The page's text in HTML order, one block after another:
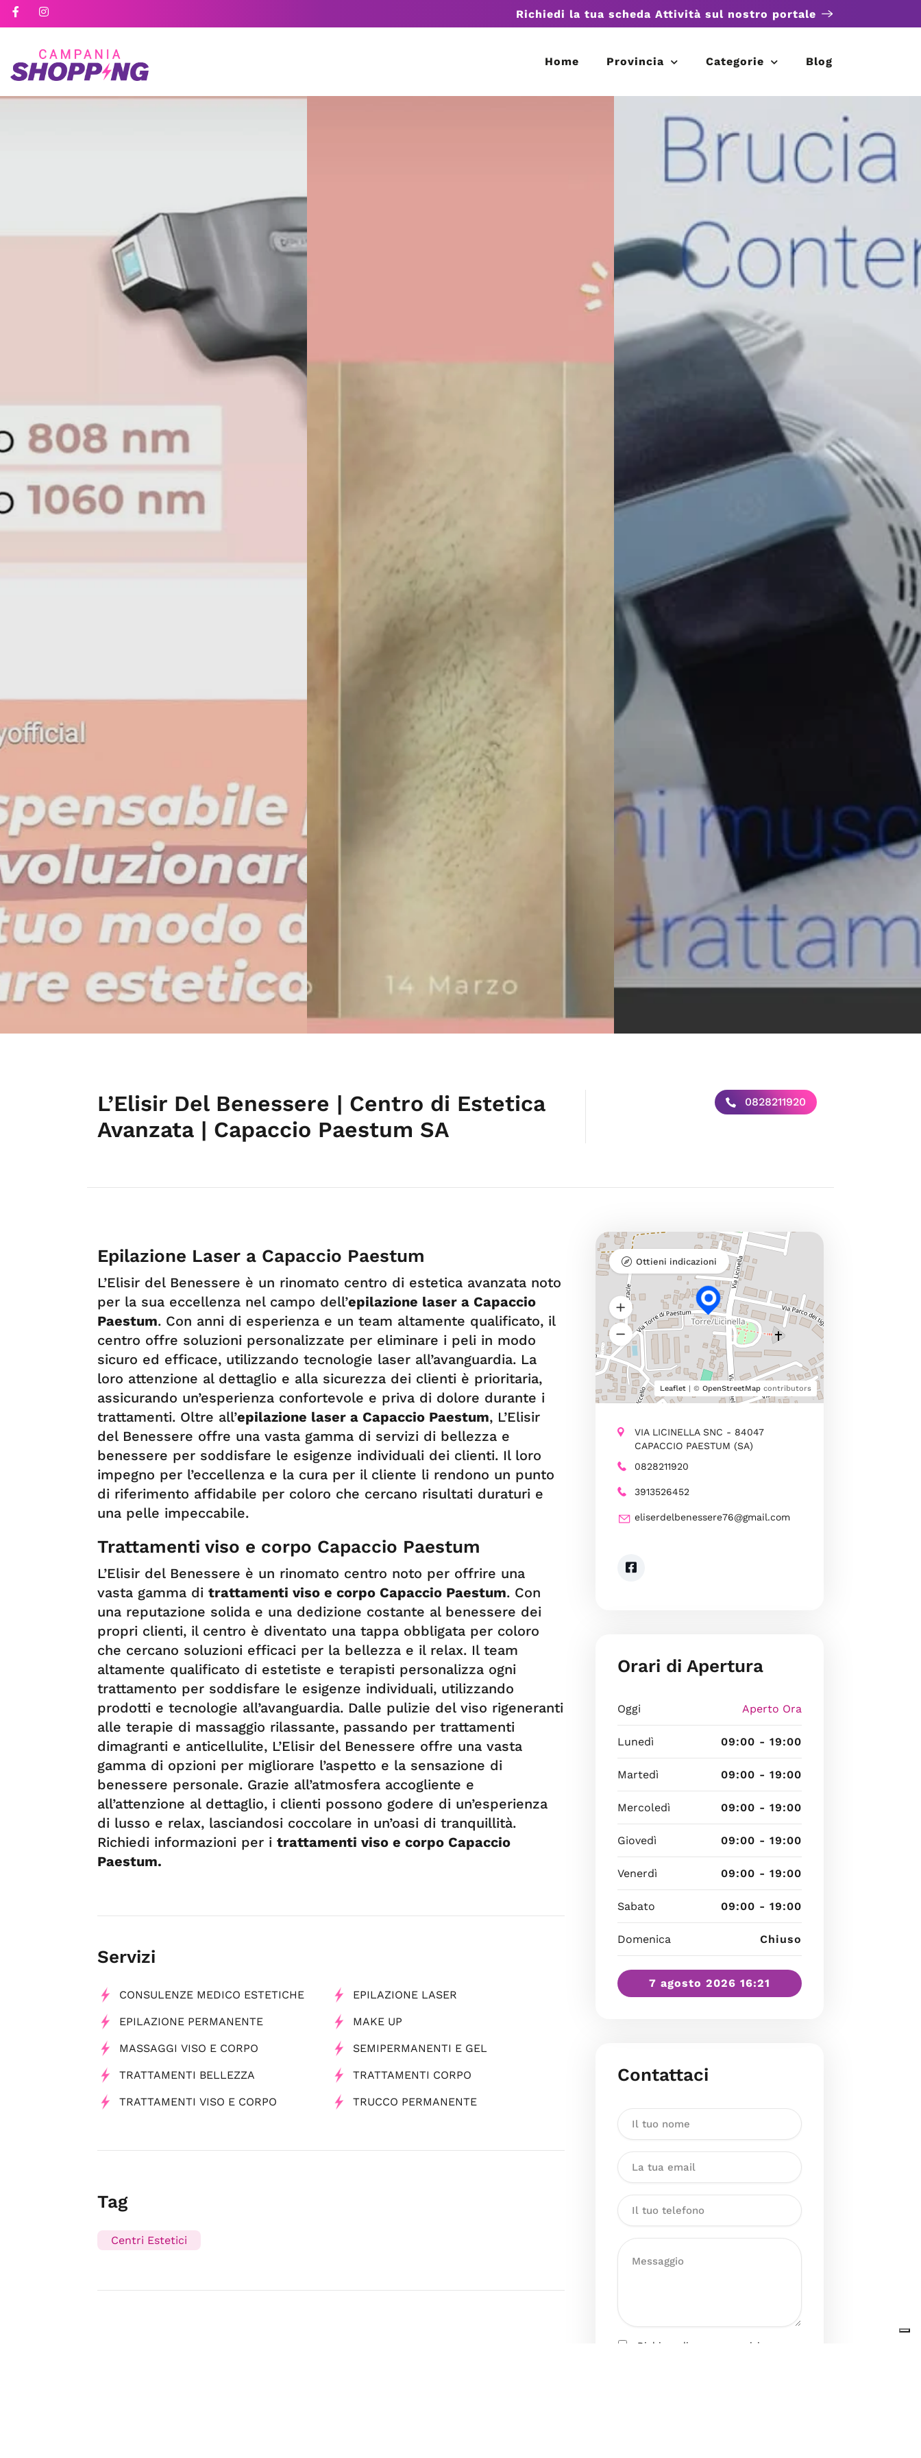
Richiedi la tua scheda Attività sul nostro portale
Home Provincia Categorie Blog
L’Elisir Del Benessere | Centro di Estetica
Avanzata | Capaccio Paestum SA
0828211920
Epilazione Laser a Capaccio Paestum
L’Elisir del Benessere è un rinomato centro di estetica avanzata noto
per la sua eccellenza nel campo dell’epilazione laser a Capaccio
Paestum. Con anni di esperienza e un team altamente qualificato, il
centro offre soluzioni personalizzate per eliminare i peli in modo
sicuro ed efficace, utilizzando tecnologie laser all’avanguardia. La
loro attenzione al dettaglio e alla sicurezza dei clienti è prioritaria,
assicurando un’esperienza confortevole e priva di dolore durante i
trattamenti. Oltre all’epilazione laser a Capaccio Paestum, L’Elisir
del Benessere offre una vasta gamma di servizi di bellezza e
benessere per soddisfare le esigenze individuali dei clienti. Il loro
impegno per l’eccellenza e la cura per il cliente li rendono un punto
di riferimento affidabile per coloro che cercano risultati duraturi e
una pelle impeccabile.
Trattamenti viso e corpo Capaccio Paestum
L’Elisir del Benessere è un rinomato centro noto per offrire una
vasta gamma di trattamenti viso e corpo Capaccio Paestum. Con
una reputazione solida e una dedizione costante al benessere dei
propri clienti, il centro è diventato una tappa obbligata per coloro
che cercano soluzioni efficaci per la bellezza e il relax. Il team
altamente qualificato di estetiste e terapisti personalizza ogni
trattamento per soddisfare le esigenze individuali, utilizzando
prodotti e tecnologie all’avanguardia. Dalle pulizie del viso rigeneranti
alle terapie di massaggio rilassante, passando per trattamenti
dimagranti e anticellulite, L’Elisir del Benessere offre una vasta
gamma di opzioni per migliorare l’aspetto e la sensazione di
benessere personale. Grazie all’atmosfera accogliente e
all’attenzione al dettaglio, i clienti possono godere di un’esperienza
di lusso e relax, lasciandosi coccolare in un’oasi di tranquillità.
Richiedi informazioni per i trattamenti viso e corpo Capaccio
Paestum.
Servizi
CONSULENZE MEDICO ESTETICHE EPILAZIONE LASER
EPILAZIONE PERMANENTE MAKE UP
MASSAGGI VISO E CORPO SEMIPERMANENTI E GEL
TRATTAMENTI BELLEZZA TRATTAMENTI CORPO
TRATTAMENTI VISO E CORPO TRUCCO PERMANENTE
Tag
Centri Estetici
Leaflet| © OpenStreetMapcontributors
Ottieni indicazioni
VIA LICINELLA SNC - 84047
CAPACCIO PAESTUM (SA)
0828211920
3913526452
eliserdelbenessere76@gmail.com
Orari di Apertura
Oggi Aperto Ora
Lunedì 09:00 - 19:00
Martedì 09:00 - 19:00
Mercoledì 09:00 - 19:00
Giovedì 09:00 - 19:00
Venerdì 09:00 - 19:00
Sabato 09:00 - 19:00
Domenica Chiuso
7 agosto 2026 16:21
Contattaci
Dichiaro di aver preso visione